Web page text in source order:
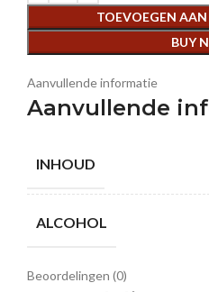
TOEVOEGEN
BUY
Aanvullende informatie
Aanvullende
INHOUD
ALCOHOL
Beoordelingen (0)